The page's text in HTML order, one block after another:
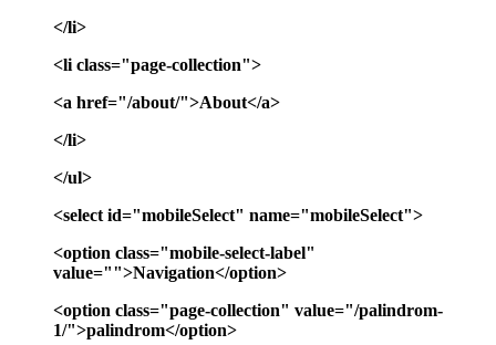
</li>
<li class="page-collection">
<a href="/about/">About</a>
</li>
</ul>
<select id="mobileSelect" name="mobileSelect">
<option class="mobile-select-label"
value="">Navigation</option>
<option class="page-collection" value="/palindrom-
1/">palindrom</option>